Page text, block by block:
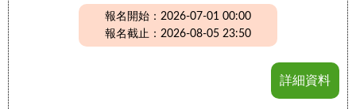
報名開始：2026-07-01 00:00
報名截止：2026-08-05 23:50
詳細資料